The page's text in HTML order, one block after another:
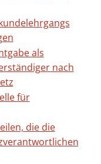
als
nach
für
die die